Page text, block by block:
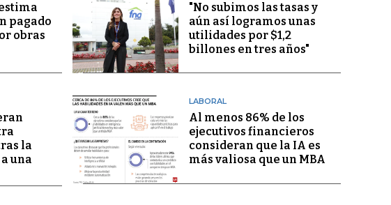
pagado
obras
"No subimos las tasas y
aún así logramos unas
utilidades por $1,2
billones en tres años"
la
una
LABORAL
Al menos 86% de los
ejecutivos financieros
consideran que la IA es
más valiosa que un MBA